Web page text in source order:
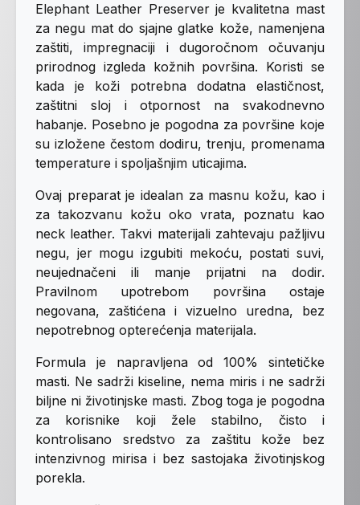
Elephant Leather Preserver je kvalitetna mast
za negu mat do sjajne glatke kože, namenjena
zaštiti, impregnaciji i dugoročnom očuvanju
prirodnog izgleda kožnih površina. Koristi se
kada je koži potrebna dodatna elastičnost,
zaštitni sloj i otpornost na svakodnevno
habanje. Posebno je pogodna za površine koje
su izložene čestom dodiru, trenju, promenama
temperature i spoljašnjim uticajima.
Ovaj preparat je idealan za masnu kožu, kao i
za takozvanu kožu oko vrata, poznatu kao
neck leather. Takvi materijali zahtevaju pažljivu
negu, jer mogu izgubiti mekoću, postati suvi,
neujednačeni ili manje prijatni na dodir.
Pravilnom upotrebom površina ostaje
negovana, zaštićena i vizuelno uredna, bez
nepotrebnog opterećenja materijala.
Formula je napravljena od 100% sintetičke
masti. Ne sadrži kiseline, nema miris i ne sadrži
biljne ni životinjske masti. Zbog toga je pogodna
za korisnike koji žele stabilno, čisto i
kontrolisano sredstvo za zaštitu kože bez
intenzivnog mirisa i bez sastojaka životinjskog
porekla.